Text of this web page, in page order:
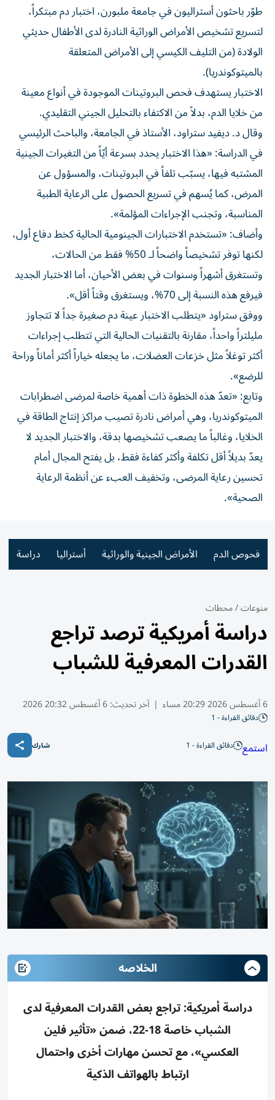
طوّر باحثون أستراليون في جامعة ملبورن، اختبار دم مبتكراً،
لتسريع تشخيص الأمراض الوراثية النادرة لدى الأطفال حديثي
الولادة (من التليف الكيسي إلى الأمراض المتعلقة
بالميتوكوندريا).
الاختبار يستهدف فحص البروتينات الموجودة في أنواع معينة
من خلايا الدم، بدلاً من الاكتفاء بالتحليل الجيني التقليدي.
وقال د. ديفيد ستراود، الأستاذ في الجامعة، والباحث الرئيسي
في الدراسة: «هذا الاختبار يحدد بسرعة أيّاً من التغيرات الجينية
المشتبه فيها، يسبّب تلفاً في البروتينات، والمسؤول عن
المرض، كما يُسهم في تسريع الحصول على الرعاية الطبية
المناسبة، وتجنب الإجراءات المؤلمة».
وأضاف: «تستخدم الاختبارات الجينومية الحالية كخط دفاع أول،
لكنها توفر تشخيصاً واضحاً لـ 50% فقط من الحالات،
وتستغرق أشهراً وسنوات في بعض الأحيان، أما الاختبار الجديد
فيرفع هذه النسبة إلى 70%، ويستغرق وقتاً أقل».
ووفق ستراود «يتطلب الاختبار عينة دم صغيرة جداً لا تتجاوز
مليلتراً واحداً، مقارنة بالتقنيات الحالية التي تتطلب إجراءات
أكثر توغلاً مثل خزعات العضلات، ما يجعله خياراً أكثر أماناً وراحة
للرضع».
وتابع: «تعدّ هذه الخطوة ذات أهمية خاصة لمرضى اضطرابات
الميتوكوندريا، وهي أمراض نادرة تصيب مراكز إنتاج الطاقة في
الخلايا، وغالباً ما يصعب تشخيصها بدقة، والاختبار الجديد لا
يعدّ بديلاً أقل تكلفة وأكثر كفاءة فقط، بل يفتح المجال أمام
تحسين رعاية المرضى، وتخفيف العبء عن أنظمة الرعاية
الصحية».
فحوص الدم الأمراض الجينية والوراثية أستراليا دراسة
منوعات/محطات
دراسة أمريكية ترصد تراجع
القدرات المعرفية للشباب
6 أغسطس 2026 20:29 مساء | آخر تحديث:6 أغسطس 20:32 2026
دقائق القراءة - 1
استمع دقائق القراءة - 1 شارك
الخلاصه
دراسة أمريكية: تراجع بعض القدرات المعرفية لدى
الشباب خاصة 18-22، ضمن «تأثير فلين
العكسي»، مع تحسن مهارات أخرى واحتمال
ارتباط بالهواتف الذكية